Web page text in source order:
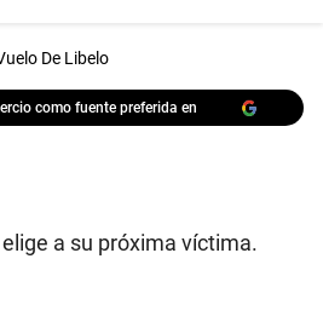
De Libelo
como fuente preferida en
a su próxima víctima.